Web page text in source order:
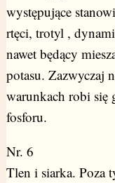
występujące
rtęci, trotyl ,
nawet będący
potasu. Zazwyczaj
warunkach robi się
fosforu.
Nr. 6
Tlen i siarka. Poza